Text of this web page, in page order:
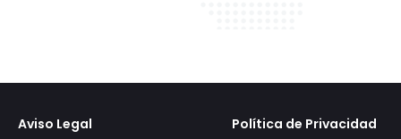
Aviso Legal
Política de Privacidad